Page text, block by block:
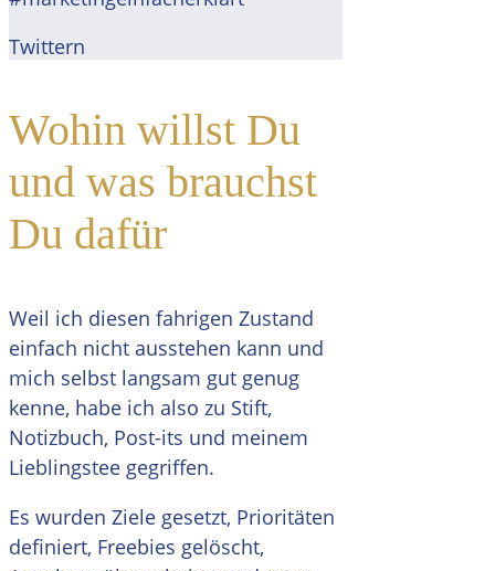
Twittern
Wohin willst Du
und was brauchst
Du dafür
Weil ich diesen fahrigen Zustand
einfach nicht ausstehen kann und
mich selbst langsam gut genug
kenne, habe ich also zu Stift,
Notizbuch, Post-its und meinem
Lieblingstee gegriffen.
Es wurden Ziele gesetzt, Prioritäten
definiert, Freebies gelöscht,